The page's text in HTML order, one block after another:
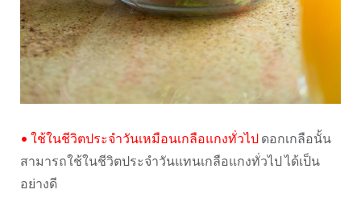
• ใช้ในชีวิตประจำวันเหมือนเกลือแกงทั่วไป ดอกเกลือนั้น
สามารถใช้ในชีวิตประจำวันแทนเกลือแกงทั่วไป ได้เป็น
อย่างดี